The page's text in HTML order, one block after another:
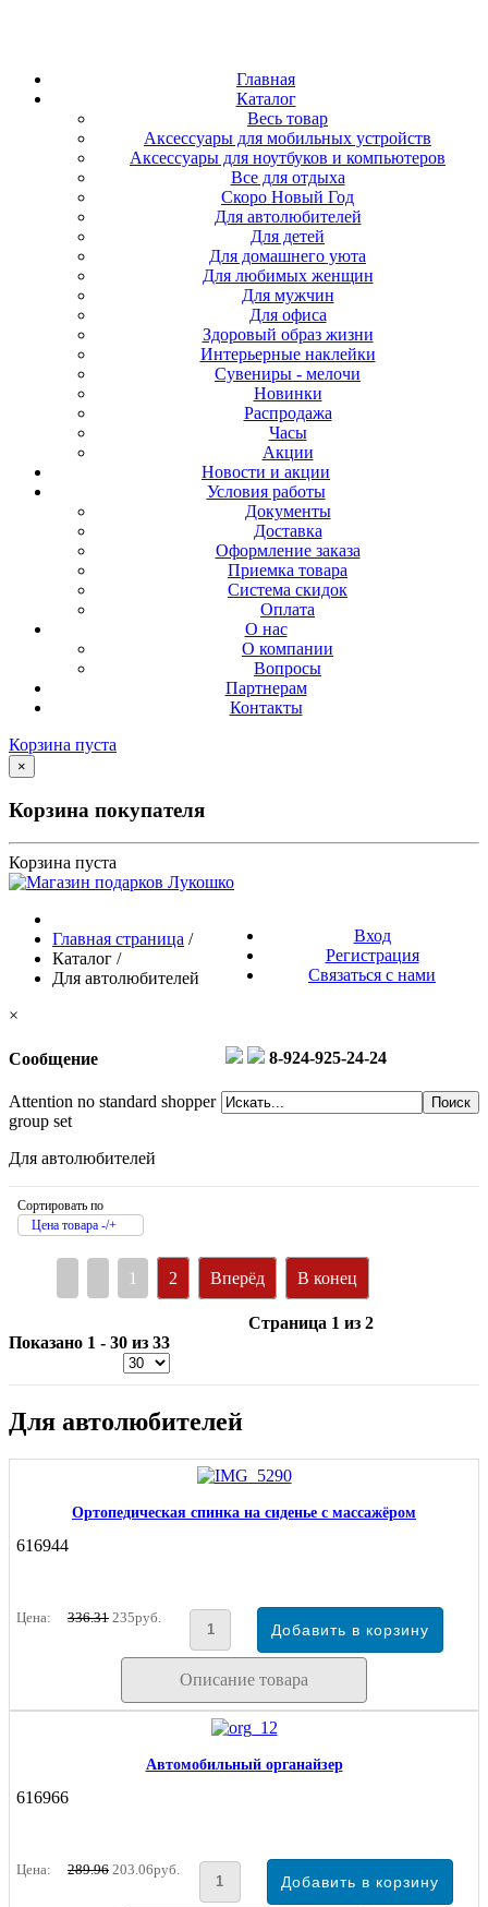
Главная
Каталог
Весь товар
Аксессуары для мобильных устройств
Аксессуары для ноутбуков и компьютеров
Все для отдыха
Скоро Новый Год
Для автолюбителей
Для детей
Для домашнего уюта
Для любимых женщин
Для мужчин
Для офиса
Здоровый образ жизни
Интерьерные наклейки
Сувениры - мелочи
Новинки
Распродажа
Часы
Акции
Новости и акции
Условия работы
Документы
Доставка
Оформление заказа
Приемка товара
Система скидок
Оплата
О нас
О компании
Вопросы
Партнерам
Контакты
Корзина пуста
×
Корзина покупателя
Корзина пуста
Вход
Регистрация
Связаться с нами
8-924-925-24-24
Главная страница /
Каталог /
Для автолюбителей
×
Сообщение
Attention no standard shopper
group set
Для автолюбителей
Сортировать по
Цена товара -/+
1 2 Вперёд В конец
Страница 1 из 2
Показано 1 - 30 из 33
Для автолюбителей
Ортопедическая спинка на сиденье с массажёром
616944
Цена: 336.31 235руб.
Описание товара
Автомобильный органайзер
616966
Цена: 289.96 203.06руб.